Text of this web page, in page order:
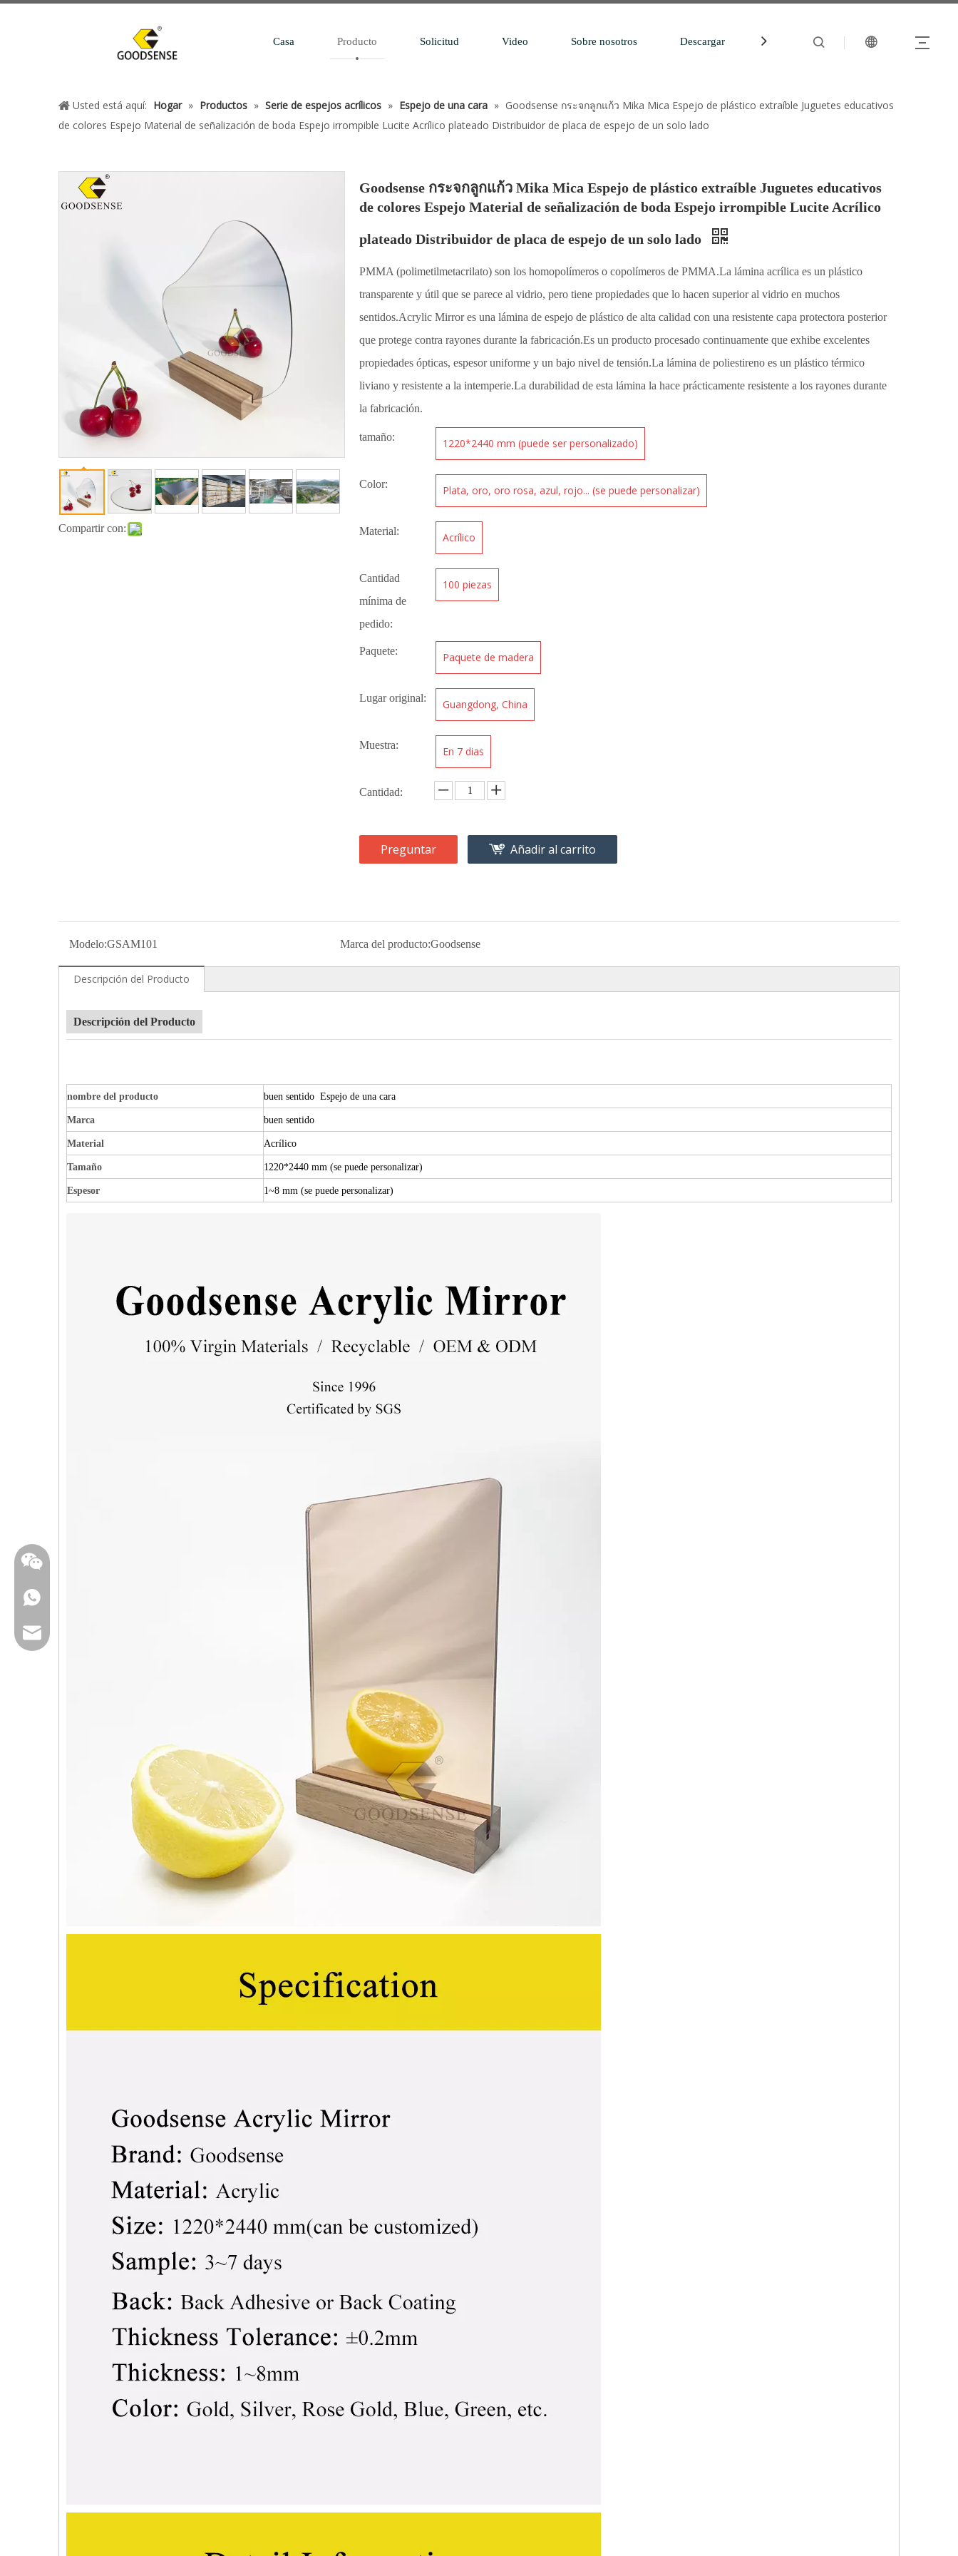
Casa Producto Solicitud Video Sobre nosotros Descargar
Usted está aquí: Hogar » Productos » Serie de espejos acrílicos » Espejo de una cara » Goodsense กระจกลูกแก้ว Mika Mica Espejo de plástico extraíble Juguetes educativos
de colores Espejo Material de señalización de boda Espejo irrompible Lucite Acrílico plateado Distribuidor de placa de espejo de un solo lado
Compartir con:
Goodsense กระจกลูกแก้ว Mika Mica Espejo de plástico extraíble Juguetes educativos
de colores Espejo Material de señalización de boda Espejo irrompible Lucite Acrílico
plateado Distribuidor de placa de espejo de un solo lado
PMMA (polimetilmetacrilato) son los homopolímeros o copolímeros de PMMA.La lámina acrílica es un plástico
transparente y útil que se parece al vidrio, pero tiene propiedades que lo hacen superior al vidrio en muchos
sentidos.Acrylic Mirror es una lámina de espejo de plástico de alta calidad con una resistente capa protectora posterior
que protege contra rayones durante la fabricación.Es un producto procesado continuamente que exhibe excelentes
propiedades ópticas, espesor uniforme y un bajo nivel de tensión.La lámina de poliestireno es un plástico térmico
liviano y resistente a la intemperie.La durabilidad de esta lámina la hace prácticamente resistente a los rayones durante
la fabricación.
tamaño: 1220*2440 mm (puede ser personalizado)
Color: Plata, oro, oro rosa, azul, rojo... (se puede personalizar)
Material: Acrílico
Cantidad
mínima de
pedido:
100 piezas
Paquete: Paquete de madera
Lugar original: Guangdong, China
Muestra: En 7 dias
Cantidad:
Preguntar Añadir al carrito
Modelo:GSAM101 Marca del producto:Goodsense
Descripción del Producto
Descripción del Producto
nombre del producto buen sentido Espejo de una cara
Marca buen sentido
Material Acrílico
Tamaño 1220*2440 mm (se puede personalizar)
Espesor 1~8 mm (se puede personalizar)